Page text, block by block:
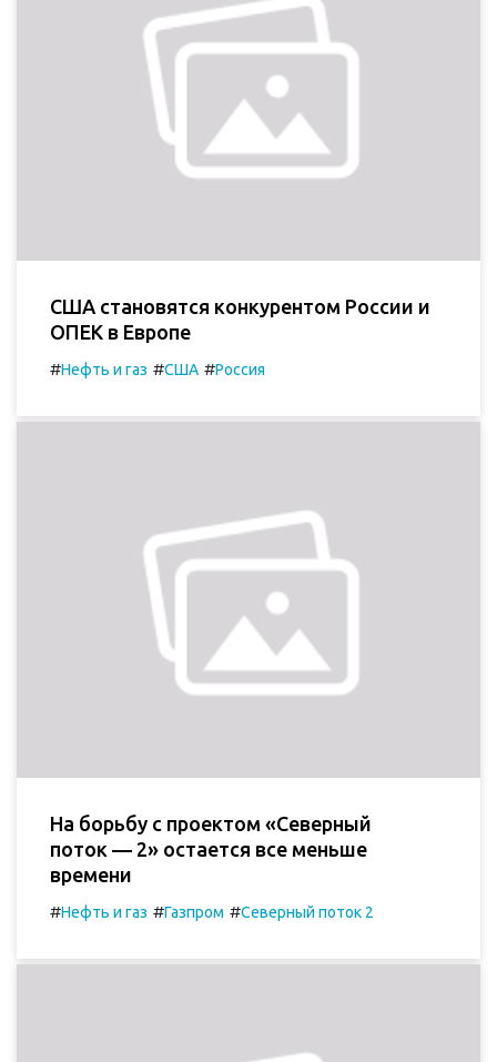
США становятся конкурентом России и
ОПЕК в Европе
#Нефть и газ #США #Россия
На борьбу с проектом «Северный
поток — 2» остается все меньше
времени
#Нефть и газ #Газпром #Северный поток 2